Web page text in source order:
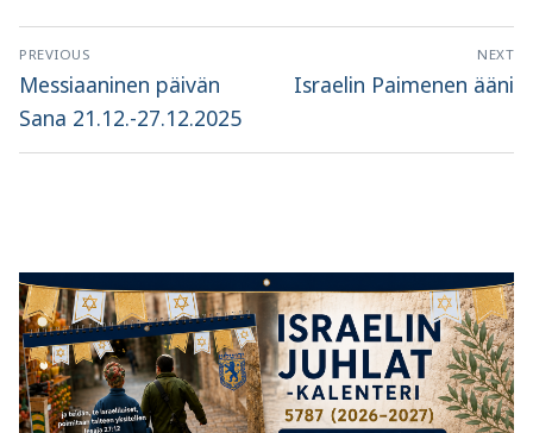
Artikkelien
selaus
PREVIOUS
Previous
post:
Messiaaninen päivän
Sana 21.12.-27.12.2025
NEXT
Next
Israelin Paimenen ääni